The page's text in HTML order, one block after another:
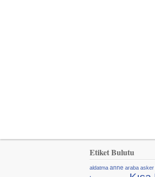
Etiket Bulutu
aldatma anne araba asker